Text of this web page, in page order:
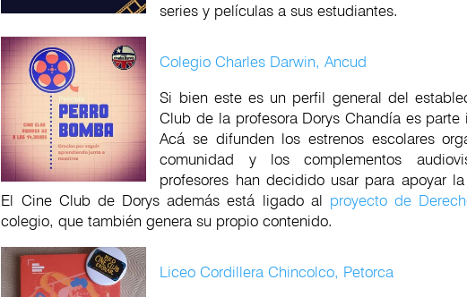
series y películas a sus estudiantes.
Colegio Charles Darwin, Ancud
Si bien este es un perfil general del
Club de la profesora Dorys Chandía es parte
Acá se difunden los estrenos escolares
comunidad y los complementos
profesores han decidido usar para apoyar
El Cine Club de Dorys además está ligado al proyecto de
colegio, que también genera su propio contenido.
Liceo Cordillera Chincolco, Petorca